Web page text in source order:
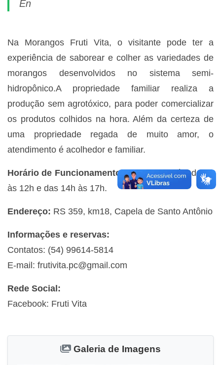
En
Na Morangos Fruti Vita, o visitante pode ter a
experiência de saborear e colher as variedades de
morangos desenvolvidos no sistema semi-
hidropônico.A propriedade familiar realiza a
produção sem agrotóxico, para poder comercializar
os produtos colhidos na hora. Além da certeza de
uma propriedade regada de muito amor, o
atendimento é acolhedor e familiar.
Horário de Funcionamento: Segunda a sábado 9h
às 12h e das 14h às 17h.
Endereço: RS 359, km18, Capela de Santo Antônio
Informações e reservas:
Contatos: (54) 99614-5814
E-mail: frutivita.pc@gmail.com
Rede Social:
Facebook: Fruti Vita
Galeria de Imagens